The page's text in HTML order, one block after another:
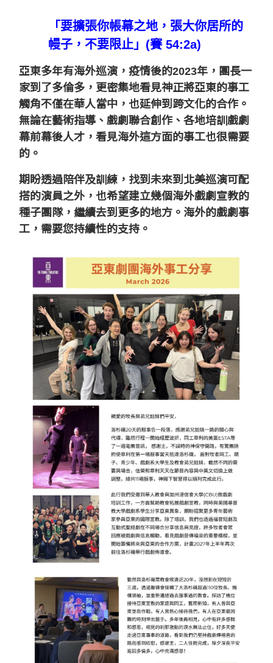
「要擴張你帳幕之地，張大你居所的
幔子，不要限止 」(賽 54:2a)
亞東多年有海外巡演，疫情後的2023年，團長一
家到了多倫多，更密集地看見神正將亞東的事工
觸角不僅在華人當中，也延伸到跨文化的合作。
無論在藝術指導、戲劇聯合創作、各地培訓戲劇
幕前幕後人才，看見海外這方面的事工也很需要
的。
期盼透過陪伴及訓練，找到未來到北美巡演可配
搭的演員之外，也希望建立幾個海外戲劇宣教的
種子團隊，繼續去到更多的地方。海外的戲劇事
工，需要您持續性的支持。